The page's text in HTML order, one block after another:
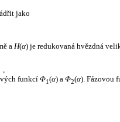
jako
aH(α) je redukovaná hvězdná
,
funkcíΦ1(α) a Φ2(α). Fázovou